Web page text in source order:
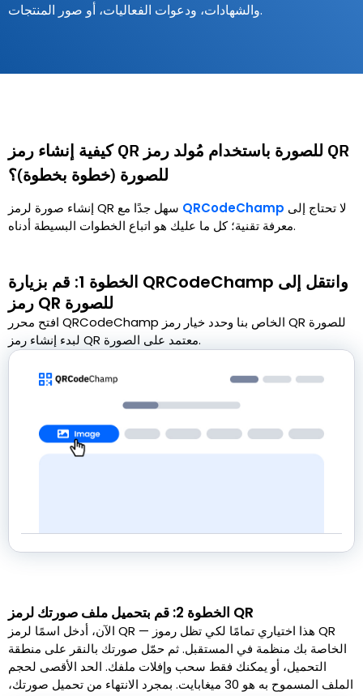
والشهادات، ودعوات الفعاليات، أو صور المنتجات.
كيفية إنشاء رمز QR للصورة باستخدام مُولد رمز QR
للصورة (خطوة بخطوة)؟
إنشاء صورة لرمز QR سهل جدًا مع QRCodeChamp لا تحتاج إلى
معرفة تقنية؛ كل ما عليك هو اتباع الخطوات البسيطة أدناه.
الخطوة 1: قم بزيارة QRCodeChamp وانتقل إلى
رمز QR للصورة
افتح محرر QRCodeChamp الخاص بنا وحدد خيار رمز QR للصورة
لبدء إنشاء رمز QR معتمد على الصورة.
الخطوة 2: قم بتحميل ملف صورتك لرمز QR
الآن، أدخل اسمًا لرمز QR — هذا اختياري تمامًا لكي تظل رموز QR
الخاصة بك منظمة في المستقبل. ثم حمّل صورتك بالنقر على منطقة
التحميل، أو يمكنك فقط سحب وإفلات ملفك. الحد الأقصى لحجم
الملف المسموح به هو 30 ميغابايت. بمجرد الانتهاء من تحميل صورتك،